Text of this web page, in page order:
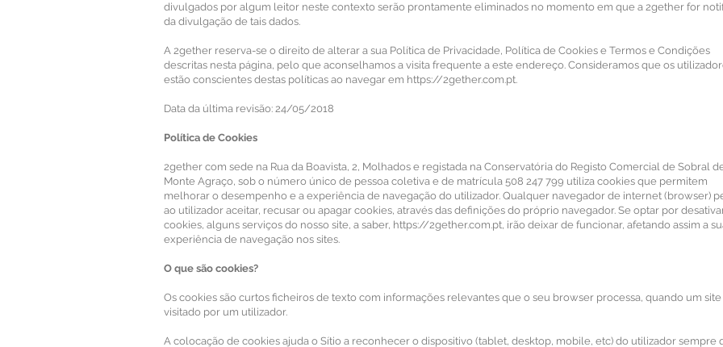
divulgados por algum leitor neste contexto serão prontamente eliminados no momento em que a 2gether for
da divulgação de tais dados.
A 2gether reserva-se o direito de alterar a sua Política de Privacidade, Política de Cookies e Termos e Condições
descritas nesta página, pelo que aconselhamos a visita frequente a este endereço. Consideramos que os
estão conscientes destas políticas ao navegar em https://2gether.com.pt.
Data da última revisão: 24/05/2018
Política de Cookies
2gether com sede na Rua da Boavista, 2, Molhados e registada na Conservatória do Registo Comercial de Sobral
Monte Agraço, sob o número único de pessoa coletiva e de matrícula 508 247 799 utiliza cookies que permitem
melhorar o desempenho e a experiência de navegação do utilizador. Qualquer navegador de internet (browser)
ao utilizador aceitar, recusar ou apagar cookies, através das definições do próprio navegador. Se optar por
cookies, alguns serviços do nosso site, a saber, https://2gether.com.pt, irão deixar de funcionar, afetando assim a
experiência de navegação nos sites.
O que são cookies?
Os cookies são curtos ficheiros de texto com informações relevantes que o seu browser processa, quando um site
visitado por um utilizador.
A colocação de cookies ajuda o Sítio a reconhecer o dispositivo (tablet, desktop, mobile, etc) do utilizador sempre